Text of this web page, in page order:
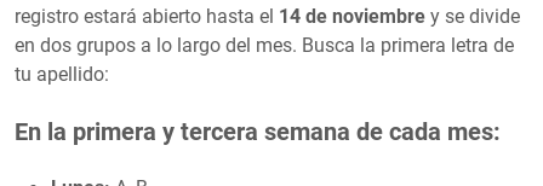
registro estará abierto hasta el 14 de noviembre y se divide
en dos grupos a lo largo del mes. Busca la primera letra de
tu apellido:
En la primera y tercera semana de cada mes: